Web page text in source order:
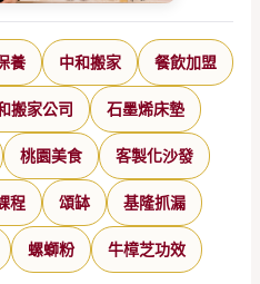
養 中和搬家 餐飲加盟
搬家公司 石墨烯床墊
桃園美食 客製化沙發
程 頌缽 基隆抓漏
螺螄粉 牛樟芝功效